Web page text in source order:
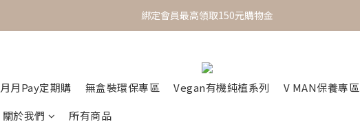
One Day One Masking  極簡保養｜極致呵護
綁定會員最高領取150元購物金
月月Pay定期購 無盒裝環保專區 Vegan有機純植系列 V MAN保養專區
關於我們 所有商品